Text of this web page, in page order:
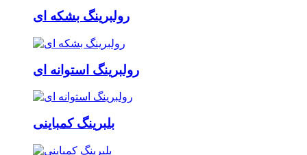
رولبرینگ بشکه ای
رولبرینگ استوانه ای
بلبرینگ کمباینی